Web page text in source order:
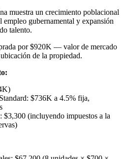
muestra un crecimiento poblacional
gubernamental y expansión
talento.
por $920K — valor de mercado
de la propiedad.
$736K a 4.5% fija,
$3,300 (incluyendo impuestos a la